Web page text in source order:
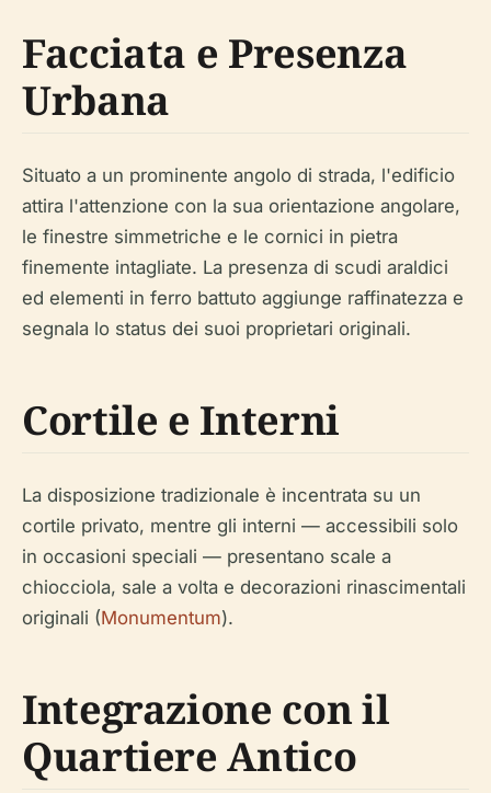
Facciata e Presenza
Urbana
Situato a un prominente angolo di strada, l'edificio
attira l'attenzione con la sua orientazione angolare,
le finestre simmetriche e le cornici in pietra
finemente intagliate. La presenza di scudi araldici
ed elementi in ferro battuto aggiunge raffinatezza e
segnala lo status dei suoi proprietari originali.
Cortile e Interni
La disposizione tradizionale è incentrata su un
cortile privato, mentre gli interni — accessibili solo
in occasioni speciali — presentano scale a
chiocciola, sale a volta e decorazioni rinascimentali
originali (Monumentum).
Integrazione con il
Quartiere Antico